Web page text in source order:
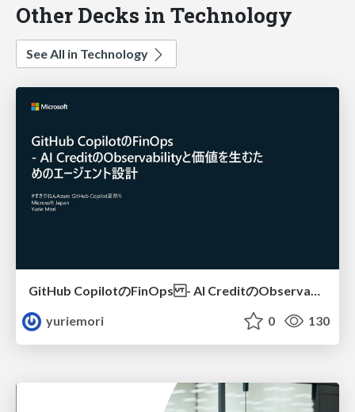
Other Decks in Technology
See All in Technology
yuriemori
0 130